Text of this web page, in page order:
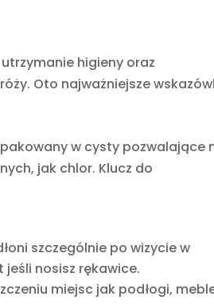
higieny oraz
Oto najważniejsze
w cysty pozwalające
jak chlor. Klucz do
szczególnie po wizycie w
nosisz rękawice.
miejsc jak podłogi,